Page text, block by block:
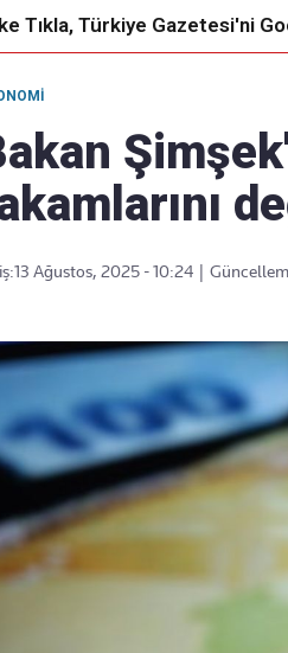
akışımıza ulaşın
Tıkla, Türkiye Gazetesi'ni
13 Ağustos, 2025 - 10:24